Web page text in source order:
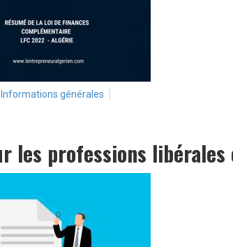
Informations générales
les professions